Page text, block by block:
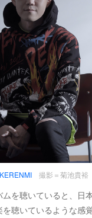
KERENMI撮影＝菊池貴裕
を聴いていると、日
聴いているような感